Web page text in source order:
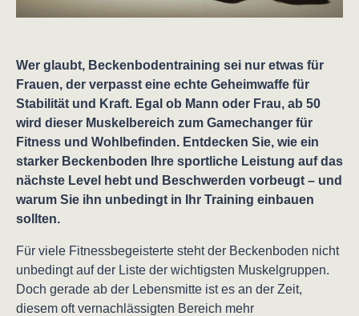
Wer glaubt, Beckenbodentraining sei nur etwas für
Frauen, der verpasst eine echte Geheimwaffe für
Stabilität und Kraft. Egal ob Mann oder Frau, ab 50
wird dieser Muskelbereich zum Gamechanger für
Fitness und Wohlbefinden. Entdecken Sie, wie ein
starker Beckenboden Ihre sportliche Leistung auf das
nächste Level hebt und Beschwerden vorbeugt – und
warum Sie ihn unbedingt in Ihr Training einbauen
sollten.
Für viele Fitnessbegeisterte steht der Beckenboden nicht
unbedingt auf der Liste der wichtigsten Muskelgruppen.
Doch gerade ab der Lebensmitte ist es an der Zeit,
diesem oft vernachlässigten Bereich mehr